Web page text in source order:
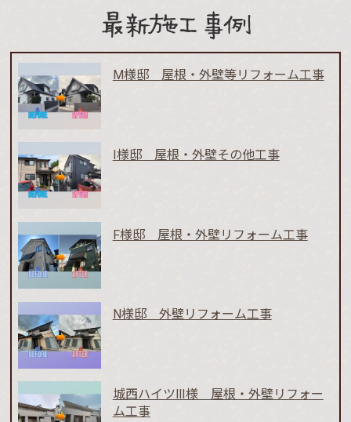
最新施工事例
M様邸 屋根・外壁等リフォーム工事
I様邸 屋根・外壁その他工事
F様邸 屋根・外壁リフォーム工事
N様邸 外壁リフォーム工事
城西ハイツⅢ様 屋根・外壁リフォー
ム工事